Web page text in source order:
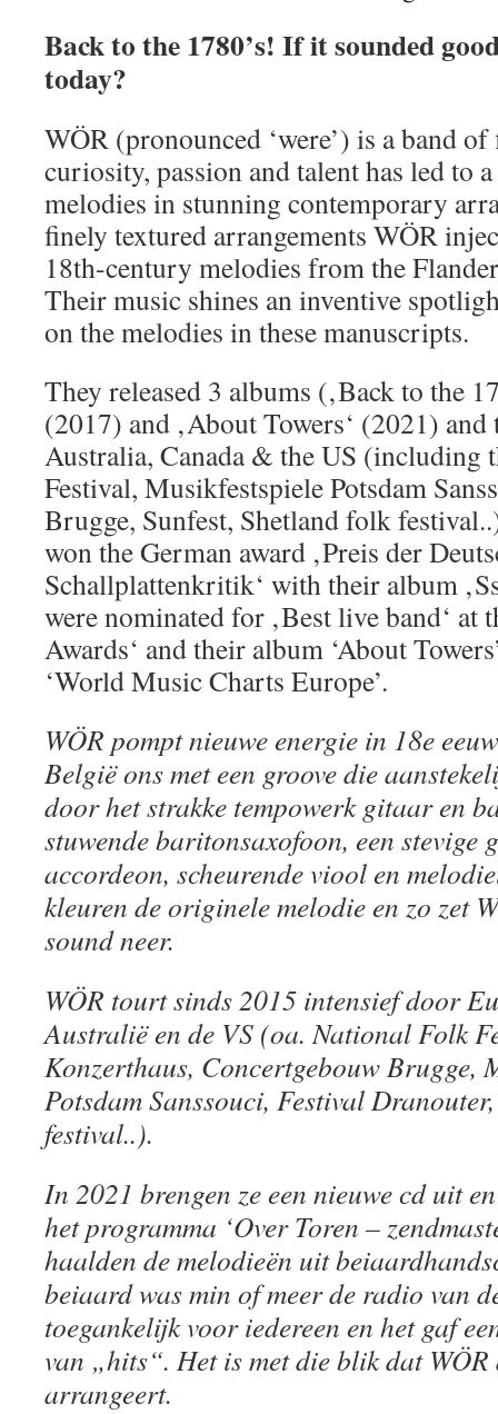
Back to the 1780’s! If it sounded
today? ​
WÖR (pronounced ‘were’) is a band
curiosity, passion and talent has led to
melodies in stunning contemporary
finely textured arrangements WÖR
18th-century melodies from the
Their music shines an inventive
on the melodies in these manuscripts. ​
They released 3 albums (‚Back to the
(2017) and ‚About Towers‘ (2021)
Australia, Canada & the US (including
Festival, Musikfestspiele Potsdam
Brugge, Sunfest, Shetland folk
won the German award ‚Preis der
Schallplattenkritik‘ with their album
were nominated for ‚Best live band‘ at
Awards‘ and their album ‘About
‘World Music Charts Europe’. ​
WÖR pompt nieuwe energie in 18e
België ons met een groove die
door het strakke tempowerk gitaar en
stuwende baritonsaxofoon, een stevige
accordeon, scheurende viool en
kleuren de originele melodie en zo zet
sound neer.
WÖR tourt sinds 2015 intensief door
Australië en de VS (oa. National Folk
Konzerthaus, Concertgebouw Brugge,
Potsdam Sanssouci, Festival
festival..).
In 2021 brengen ze een nieuwe cd uit
het programma ‘Over Toren –
haalden de melodieën uit
beiaard was min of meer de radio van
toegankelijk voor iedereen en het gaf
van „hits“. Het is met die blik dat
arrangeert.